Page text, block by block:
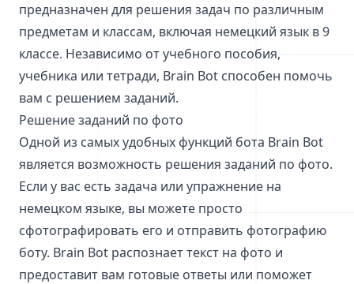
предназначен для решения задач по различным
предметам и классам, включая немецкий язык в 9
классе. Независимо от учебного пособия,
учебника или тетради, Brain Bot способен помочь
вам с решением заданий.
Решение заданий по фото
Одной из самых удобных функций бота Brain Bot
является возможность решения заданий по фото.
Если у вас есть задача или упражнение на
немецком языке, вы можете просто
сфотографировать его и отправить фотографию
боту. Brain Bot распознает текст на фото и
предоставит вам готовые ответы или поможет